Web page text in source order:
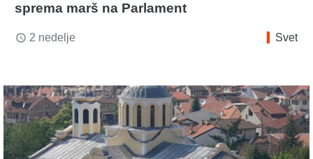
sprema marš na Parlament
access_time 2 nedelje Svet